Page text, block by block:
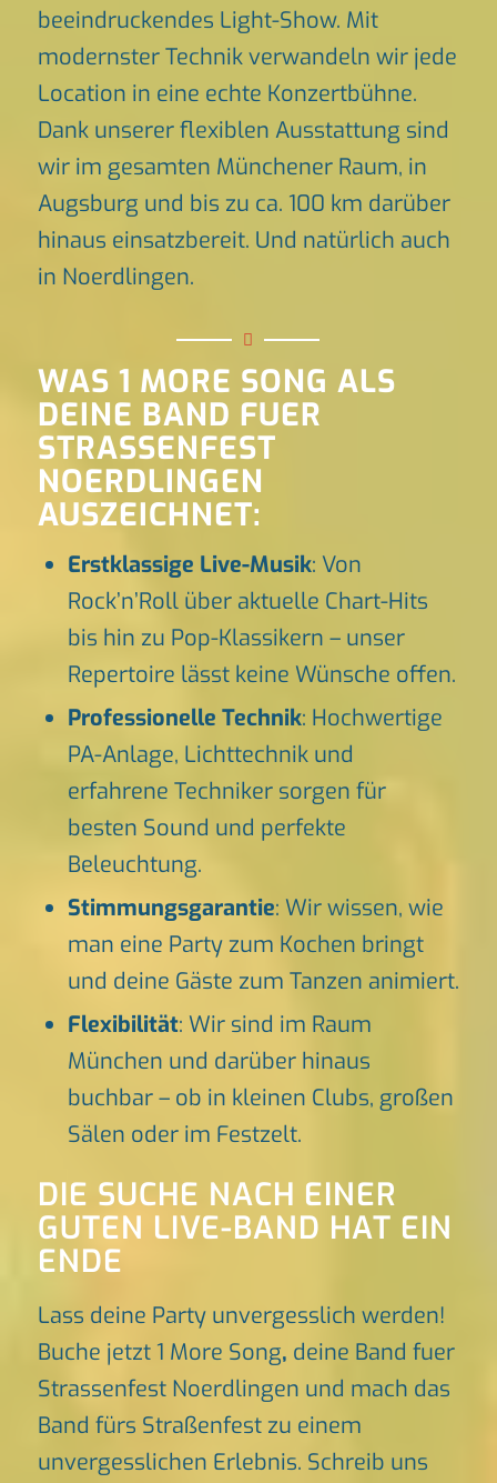
beeindruckendes Light-Show. Mit
modernster Technik verwandeln wir jede
Location in eine echte Konzertbühne.
Dank unserer flexiblen Ausstattung sind
wir im gesamten Münchener Raum, in
Augsburg und bis zu ca. 100 km darüber
hinaus einsatzbereit. Und natürlich auch
in Noerdlingen.
WAS 1 MORE SONG ALS
DEINE BAND FUER
STRASSENFEST
NOERDLINGEN
AUSZEICHNET:
Erstklassige Live-Musik: Von
Rock’n’Roll über aktuelle Chart-Hits
bis hin zu Pop-Klassikern – unser
Repertoire lässt keine Wünsche offen.
Professionelle Technik: Hochwertige
PA-Anlage, Lichttechnik und
erfahrene Techniker sorgen für
besten Sound und perfekte
Beleuchtung.
Stimmungsgarantie: Wir wissen, wie
man eine Party zum Kochen bringt
und deine Gäste zum Tanzen animiert.
Flexibilität: Wir sind im Raum
München und darüber hinaus
buchbar – ob in kleinen Clubs, großen
Sälen oder im Festzelt.
DIE SUCHE NACH EINER
GUTEN LIVE-BAND HAT EIN
ENDE
Lass deine Party unvergesslich werden!
Buche jetzt 1 More Song, deine Band fuer
Strassenfest Noerdlingen und mach das
Band fürs Straßenfest zu einem
unvergesslichen Erlebnis. Schreib uns